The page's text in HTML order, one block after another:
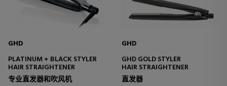
GHD
PLATINUM + BLACK STYLER
HAIR STRAIGHTENER
专业直发器和吹风机
GHD
GHD GOLD STYLER
HAIR STRAIGHTENER
直发器